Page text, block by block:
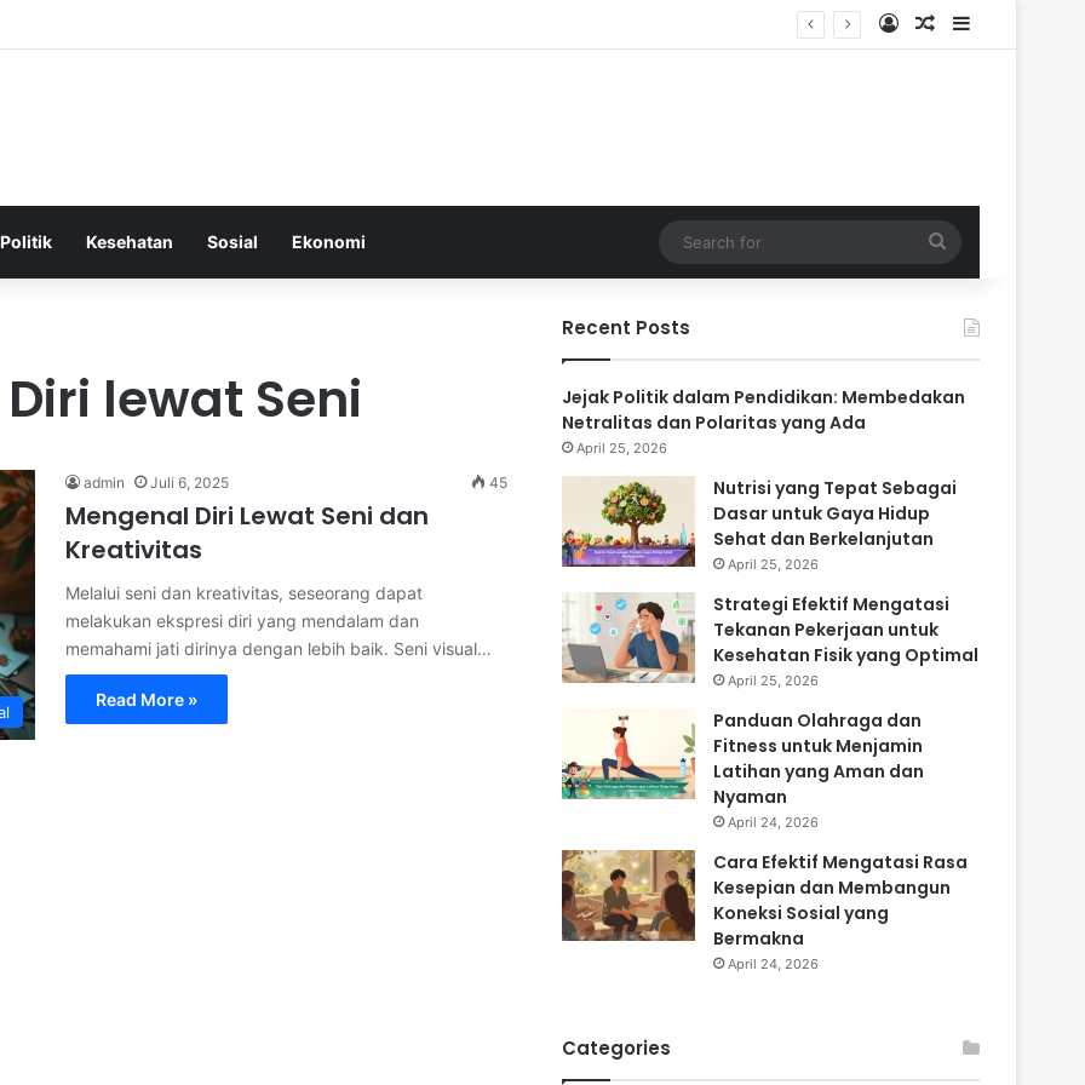
Log InRandom Article
Sidebar
Politik Kesehatan Sosial Ekonomi
for
lewat Seni
admin Juli 6, 2025 45
Mengenal Diri Lewat Seni dan
Kreativitas
Melalui seni dan kreativitas, seseorang dapat
melakukan ekspresi diri yang mendalam dan
memahami jati dirinya dengan lebih baik. Seni visual…
Read More »
Recent Posts
Jejak Politik dalam Pendidikan: Membedakan
Netralitas dan Polaritas yang Ada
April 25, 2026
Nutrisi yang Tepat Sebagai
Dasar untuk Gaya Hidup
Sehat dan Berkelanjutan
April 25, 2026
Strategi Efektif Mengatasi
Tekanan Pekerjaan untuk
Kesehatan Fisik yang Optimal
April 25, 2026
Panduan Olahraga dan
Fitness untuk Menjamin
Latihan yang Aman dan
Nyaman
April 24, 2026
Cara Efektif Mengatasi Rasa
Kesepian dan Membangun
Koneksi Sosial yang
Bermakna
April 24, 2026
Categories